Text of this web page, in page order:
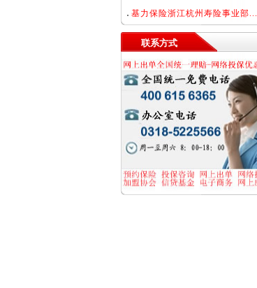
基力保险浙江杭州寿险事业部...
联系方式